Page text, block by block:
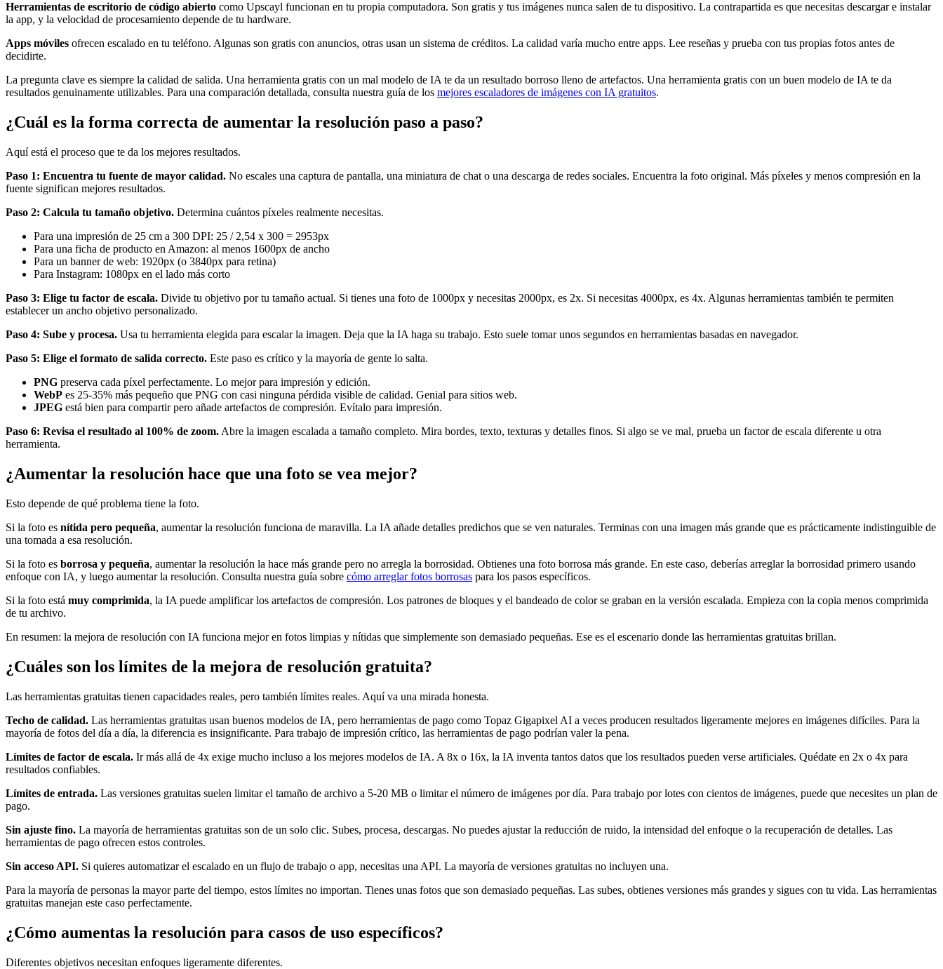
Herramientas de escritorio de código abierto como Upscayl funcionan en tu propia computadora. Son gratis y tus imágenes nunca salen de tu dispositivo. La contrapartida es que necesitas descargar e instalar
la app, y la velocidad de procesamiento depende de tu hardware.
Apps móviles ofrecen escalado en tu teléfono. Algunas son gratis con anuncios, otras usan un sistema de créditos. La calidad varía mucho entre apps. Lee reseñas y prueba con tus propias fotos antes de
decidirte.
La pregunta clave es siempre la calidad de salida. Una herramienta gratis con un mal modelo de IA te da un resultado borroso lleno de artefactos. Una herramienta gratis con un buen modelo de IA te da
resultados genuinamente utilizables. Para una comparación detallada, consulta nuestra guía de los mejores escaladores de imágenes con IA gratuitos.
¿Cuál es la forma correcta de aumentar la resolución paso a paso?
Aquí está el proceso que te da los mejores resultados.
Paso 1: Encuentra tu fuente de mayor calidad. No escales una captura de pantalla, una miniatura de chat o una descarga de redes sociales. Encuentra la foto original. Más píxeles y menos compresión en la
fuente significan mejores resultados.
Paso 2: Calcula tu tamaño objetivo. Determina cuántos píxeles realmente necesitas.
Para una impresión de 25 cm a 300 DPI: 25 / 2,54 x 300 = 2953px
Para una ficha de producto en Amazon: al menos 1600px de ancho
Para un banner de web: 1920px (o 3840px para retina)
Para Instagram: 1080px en el lado más corto
Paso 3: Elige tu factor de escala. Divide tu objetivo por tu tamaño actual. Si tienes una foto de 1000px y necesitas 2000px, es 2x. Si necesitas 4000px, es 4x. Algunas herramientas también te permiten
establecer un ancho objetivo personalizado.
Paso 4: Sube y procesa. Usa tu herramienta elegida para escalar la imagen. Deja que la IA haga su trabajo. Esto suele tomar unos segundos en herramientas basadas en navegador.
Paso 5: Elige el formato de salida correcto. Este paso es crítico y la mayoría de gente lo salta.
PNG preserva cada píxel perfectamente. Lo mejor para impresión y edición.
WebP es 25-35% más pequeño que PNG con casi ninguna pérdida visible de calidad. Genial para sitios web.
JPEG está bien para compartir pero añade artefactos de compresión. Evítalo para impresión.
Paso 6: Revisa el resultado al 100% de zoom. Abre la imagen escalada a tamaño completo. Mira bordes, texto, texturas y detalles finos. Si algo se ve mal, prueba un factor de escala diferente u otra
herramienta.
¿Aumentar la resolución hace que una foto se vea mejor?
Esto depende de qué problema tiene la foto.
Si la foto es nítida pero pequeña, aumentar la resolución funciona de maravilla. La IA añade detalles predichos que se ven naturales. Terminas con una imagen más grande que es prácticamente indistinguible de
una tomada a esa resolución.
Si la foto es borrosa y pequeña, aumentar la resolución la hace más grande pero no arregla la borrosidad. Obtienes una foto borrosa más grande. En este caso, deberías arreglar la borrosidad primero usando
enfoque con IA, y luego aumentar la resolución. Consulta nuestra guía sobre cómo arreglar fotos borrosas para los pasos específicos.
Si la foto está muy comprimida, la IA puede amplificar los artefactos de compresión. Los patrones de bloques y el bandeado de color se graban en la versión escalada. Empieza con la copia menos comprimida
de tu archivo.
En resumen: la mejora de resolución con IA funciona mejor en fotos limpias y nítidas que simplemente son demasiado pequeñas. Ese es el escenario donde las herramientas gratuitas brillan.
¿Cuáles son los límites de la mejora de resolución gratuita?
Las herramientas gratuitas tienen capacidades reales, pero también límites reales. Aquí va una mirada honesta.
Techo de calidad. Las herramientas gratuitas usan buenos modelos de IA, pero herramientas de pago como Topaz Gigapixel AI a veces producen resultados ligeramente mejores en imágenes difíciles. Para la
mayoría de fotos del día a día, la diferencia es insignificante. Para trabajo de impresión crítico, las herramientas de pago podrían valer la pena.
Límites de factor de escala. Ir más allá de 4x exige mucho incluso a los mejores modelos de IA. A 8x o 16x, la IA inventa tantos datos que los resultados pueden verse artificiales. Quédate en 2x o 4x para
resultados confiables.
Límites de entrada. Las versiones gratuitas suelen limitar el tamaño de archivo a 5-20 MB o limitar el número de imágenes por día. Para trabajo por lotes con cientos de imágenes, puede que necesites un plan de
pago.
Sin ajuste fino. La mayoría de herramientas gratuitas son de un solo clic. Subes, procesa, descargas. No puedes ajustar la reducción de ruido, la intensidad del enfoque o la recuperación de detalles. Las
herramientas de pago ofrecen estos controles.
Sin acceso API. Si quieres automatizar el escalado en un flujo de trabajo o app, necesitas una API. La mayoría de versiones gratuitas no incluyen una.
Para la mayoría de personas la mayor parte del tiempo, estos límites no importan. Tienes unas fotos que son demasiado pequeñas. Las subes, obtienes versiones más grandes y sigues con tu vida. Las herramientas
gratuitas manejan este caso perfectamente.
¿Cómo aumentas la resolución para casos de uso específicos?
Diferentes objetivos necesitan enfoques ligeramente diferentes.